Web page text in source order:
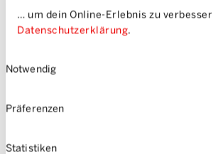
… um dein Online-Erlebnis zu
Datenschutzerklärung.
Notwendig
Präferenzen
Statistiken